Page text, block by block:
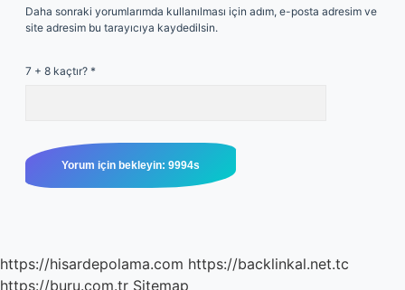
Daha sonraki yorumlarımda kullanılması için adım, e-posta adresim ve
site adresim bu tarayıcıya kaydedilsin.
7 + 8 kaçtır? *
https://hisardepolama.com https://backlinkal.net.tc
https://buru.com.tr Sitemap